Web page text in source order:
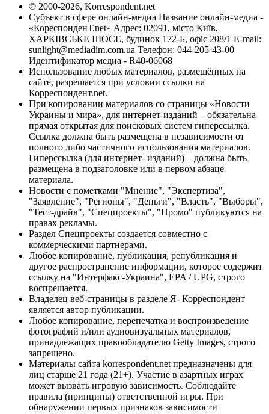
© 2000-2026, Korrespondent.net
Субъект в сфере онлайн-медиа Название онлайн-медиа -
«КореспонденТ.net» Адрес: 02091, місто Київ,
ХАРКІВСЬКЕ ШОСЕ, будинок 172-Б, офіс 208/1 E-mail:
sunlight@mediadim.com.ua Телефон: 044-205-43-00
Идентификатор медиа - R40-06068
Использование любых материалов, размещённых на
сайте, разрешается при условии ссылки на
Корреспондент.net.
При копировании материалов со страницы «Новости
Украины и мира», для интернет-изданий – обязательна
прямая открытая для поисковых систем гиперссылка.
Ссылка должна быть размещена в независимости от
полного либо частичного использования материалов.
Гиперссылка (для интернет- изданий) – должна быть
размещена в подзаголовке или в первом абзаце
материала.
Новости с пометками "Мнение", "Экспертиза",
"Заявление", "Регионы", "Деньги", "Власть", "Выборы",
"Тест-драйв", "Спецпроекты", "Промо" публикуются на
правах рекламы.
Раздел Спецпроекты создается совместно с
коммерческими партнерами.
Любое копирование, публикация, републикация и
другое распространение информации, которое содержит
ссылку на "Интерфакс-Украина", EPA / UPG, строго
воспрещается.
Владелец веб-страницы в разделе Я- Корреспондент
является автор публикации.
Любое копирование, перепечатка и воспроизведение
фотографий и/или аудиовизуальных материалов,
принадлежащих правообладателю Getty Images, строго
запрещено.
Материалы сайта korrespondent.net предназначены для
лиц старше 21 года (21+). Участие в азартных играх
может вызвать игровую зависимость. Соблюдайте
правила (принципы) ответственной игры. При
обнаружении первых признаков зависимости